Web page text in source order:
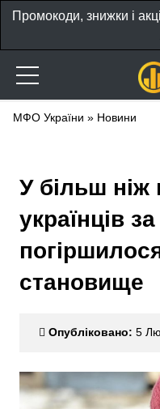
Промокоди, знижки і
МФО України » Новини
У більш ніж
українців
становище
Опубліковано: 5